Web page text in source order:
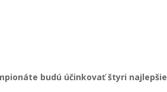
budú účinkovať štyri